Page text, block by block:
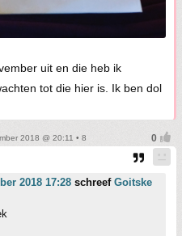
uit en die heb ik
tot die hier is. Ik ben dol
2018 @ 20:11 • 8
2018 17:28 schreef Goitske